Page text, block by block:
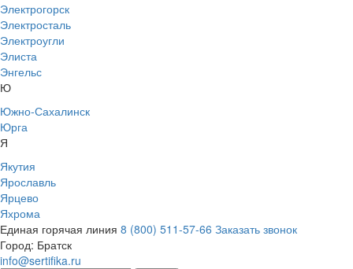
Электрогорск
Электросталь
Электроугли
Элиста
Энгельс
Ю
Южно-Сахалинск
Юрга
Я
Якутия
Ярославль
Ярцево
Яхрома
Единая горячая линия 8 (800) 511-57-66 Заказать звонок
Город: Братск
info@sertifika.ru